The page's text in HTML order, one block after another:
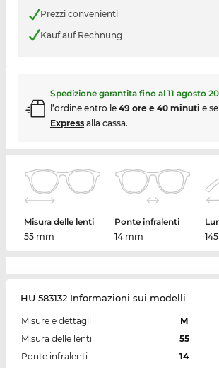
Prezzi convenienti
Kauf auf Rechnung
Spedizione garantita fino al 11 agosto
l’ordine entro le 49 ore e 40 minuti e
Expressalla cassa.
Misura delle lenti
55 mm
Ponte infralenti
14 mm
HU 583132 Informazioni sui modelli
Misure e dettagli
M
Misura delle lenti
55
Ponte infralenti
14